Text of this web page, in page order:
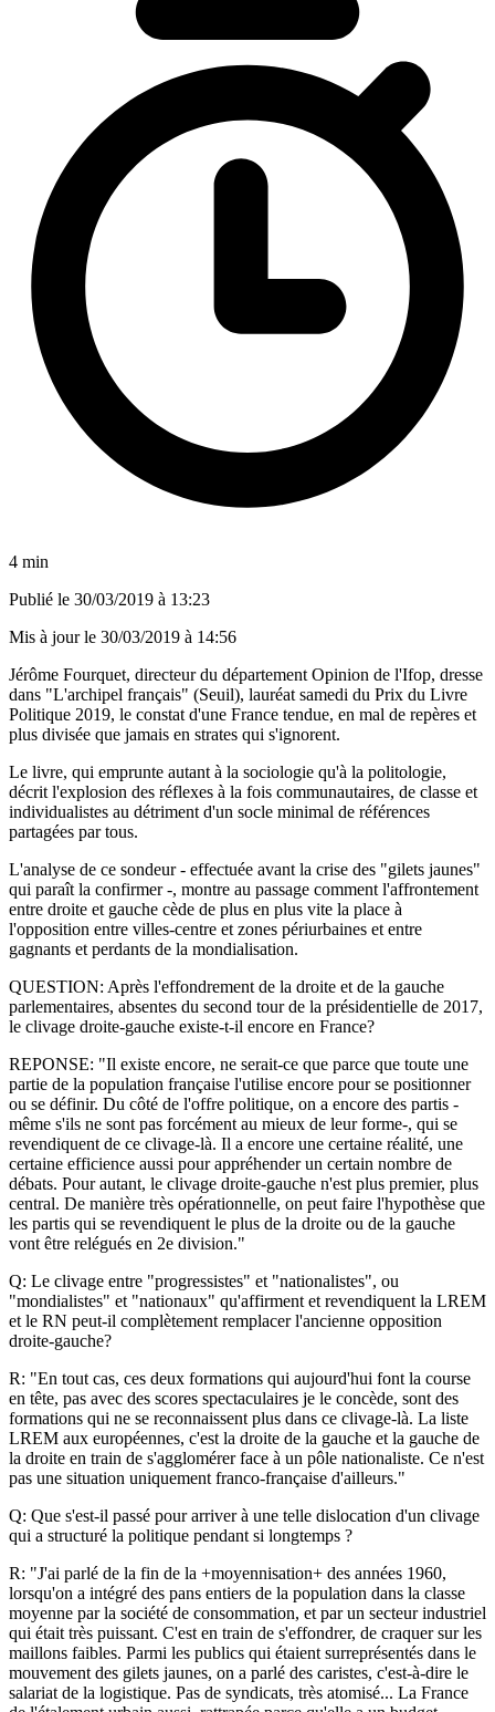
4 min
Publié le 30/03/2019 à 13:23
Mis à jour le 30/03/2019 à 14:56
Jérôme Fourquet, directeur du département Opinion de l'Ifop, dresse
dans "L'archipel français" (Seuil), lauréat samedi du Prix du Livre
Politique 2019, le constat d'une France tendue, en mal de repères et
plus divisée que jamais en strates qui s'ignorent.
Le livre, qui emprunte autant à la sociologie qu'à la politologie,
décrit l'explosion des réflexes à la fois communautaires, de classe et
individualistes au détriment d'un socle minimal de références
partagées par tous.
L'analyse de ce sondeur - effectuée avant la crise des "gilets jaunes"
qui paraît la confirmer -, montre au passage comment l'affrontement
entre droite et gauche cède de plus en plus vite la place à
l'opposition entre villes-centre et zones périurbaines et entre
gagnants et perdants de la mondialisation.
QUESTION: Après l'effondrement de la droite et de la gauche
parlementaires, absentes du second tour de la présidentielle de 2017,
le clivage droite-gauche existe-t-il encore en France?
REPONSE: "Il existe encore, ne serait-ce que parce que toute une
partie de la population française l'utilise encore pour se positionner
ou se définir. Du côté de l'offre politique, on a encore des partis -
même s'ils ne sont pas forcément au mieux de leur forme-, qui se
revendiquent de ce clivage-là. Il a encore une certaine réalité, une
certaine efficience aussi pour appréhender un certain nombre de
débats. Pour autant, le clivage droite-gauche n'est plus premier, plus
central. De manière très opérationnelle, on peut faire l'hypothèse que
les partis qui se revendiquent le plus de la droite ou de la gauche
vont être relégués en 2e division."
Q: Le clivage entre "progressistes" et "nationalistes", ou
"mondialistes" et "nationaux" qu'affirment et revendiquent la LREM
et le RN peut-il complètement remplacer l'ancienne opposition
droite-gauche?
R: "En tout cas, ces deux formations qui aujourd'hui font la course
en tête, pas avec des scores spectaculaires je le concède, sont des
formations qui ne se reconnaissent plus dans ce clivage-là. La liste
LREM aux européennes, c'est la droite de la gauche et la gauche de
la droite en train de s'agglomérer face à un pôle nationaliste. Ce n'est
pas une situation uniquement franco-française d'ailleurs."
Q: Que s'est-il passé pour arriver à une telle dislocation d'un clivage
qui a structuré la politique pendant si longtemps ?
R: "J'ai parlé de la fin de la +moyennisation+ des années 1960,
lorsqu'on a intégré des pans entiers de la population dans la classe
moyenne par la société de consommation, et par un secteur industriel
qui était très puissant. C'est en train de s'effondrer, de craquer sur les
maillons faibles. Parmi les publics qui étaient surreprésentés dans le
mouvement des gilets jaunes, on a parlé des caristes, c'est-à-dire le
salariat de la logistique. Pas de syndicats, très atomisé... La France